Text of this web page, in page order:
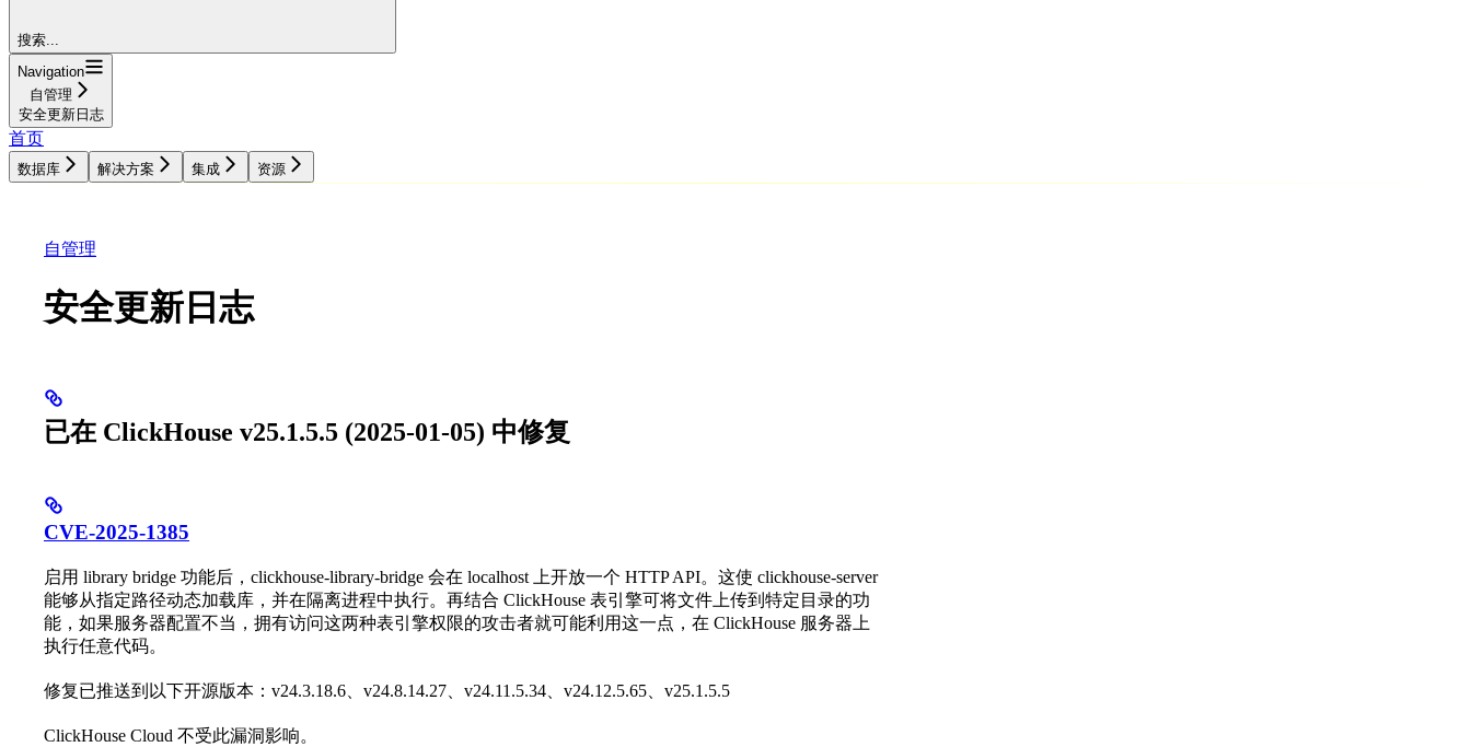
搜索...
Navigation
自管理
安全更新日志
首页
数据库 解决方案 集成 资源
自管理
安全更新日志
已在 ClickHouse v25.1.5.5 (2025-01-05) 中修复
CVE-2025-1385
启用 library bridge 功能后，clickhouse-library-bridge 会在 localhost 上开放一个 HTTP API。这使 clickhouse-server
能够从指定路径动态加载库，并在隔离进程中执行。再结合 ClickHouse 表引擎可将文件上传到特定目录的功
能，如果服务器配置不当，拥有访问这两种表引擎权限的攻击者就可能利用这一点，在 ClickHouse 服务器上
执行任意代码。
修复已推送到以下开源版本：v24.3.18.6、v24.8.14.27、v24.11.5.34、v24.12.5.65、v25.1.5.5
ClickHouse Cloud 不受此漏洞影响。